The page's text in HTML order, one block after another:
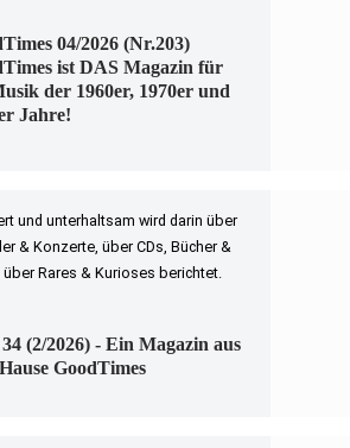
04/2026 (Nr.203)
ist DAS Magazin für
der 1960er, 1970er und
Jahre!
und unterhaltsam wird darin über
& Konzerte, über CDs, Bücher &
über Rares & Kurioses berichtet.
(2/2026) - Ein Magazin aus
GoodTimes